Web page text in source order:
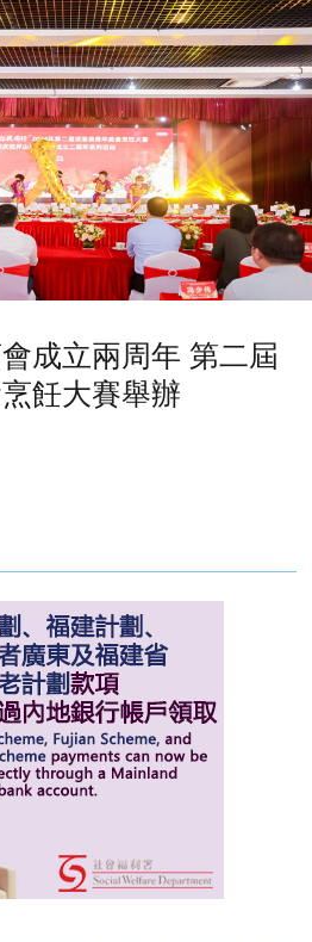
成立兩周年 第二屆
飪大賽舉辦